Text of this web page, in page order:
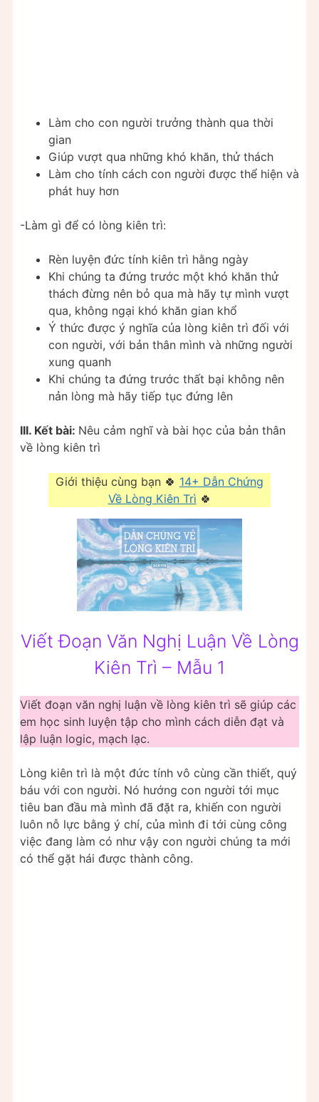
Làm cho con người trưởng thành qua thời
gian
Giúp vượt qua những khó khăn, thử thách
Làm cho tính cách con người được thể hiện và
phát huy hơn
-Làm gì để có lòng kiên trì:
Rèn luyện đức tính kiên trì hằng ngày
Khi chúng ta đứng trước một khó khăn thử
thách đừng nên bỏ qua mà hãy tự mình vượt
qua, không ngại khó khăn gian khổ
Ý thức được ý nghĩa của lòng kiên trì đối với
con người, với bản thân mình và những người
xung quanh
Khi chúng ta đứng trước thất bại không nên
nản lòng mà hãy tiếp tục đứng lên
III. Kết bài: Nêu cảm nghĩ và bài học của bản thân
về lòng kiên trì
Giới thiệu cùng bạn 🍀 14+ Dẫn Chứng
Về Lòng Kiên Trì 🍀
Viết Đoạn Văn Nghị Luận Về Lòng
Kiên Trì – Mẫu 1
Viết đoạn văn nghị luận về lòng kiên trì sẽ giúp các
em học sinh luyện tập cho mình cách diễn đạt và
lập luận logic, mạch lạc.
Lòng kiên trì là một đức tính vô cùng cần thiết, quý
báu với con người. Nó hướng con người tới mục
tiêu ban đầu mà mình đã đặt ra, khiến con người
luôn nỗ lực bằng ý chí, của mình đi tới cùng công
việc đang làm có như vậy con người chúng ta mới
có thể gặt hái được thành công.